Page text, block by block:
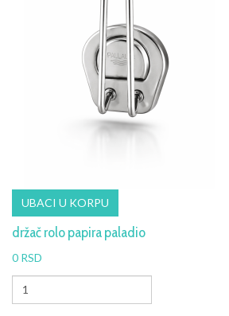
držač rolo papira paladio
0 RSD